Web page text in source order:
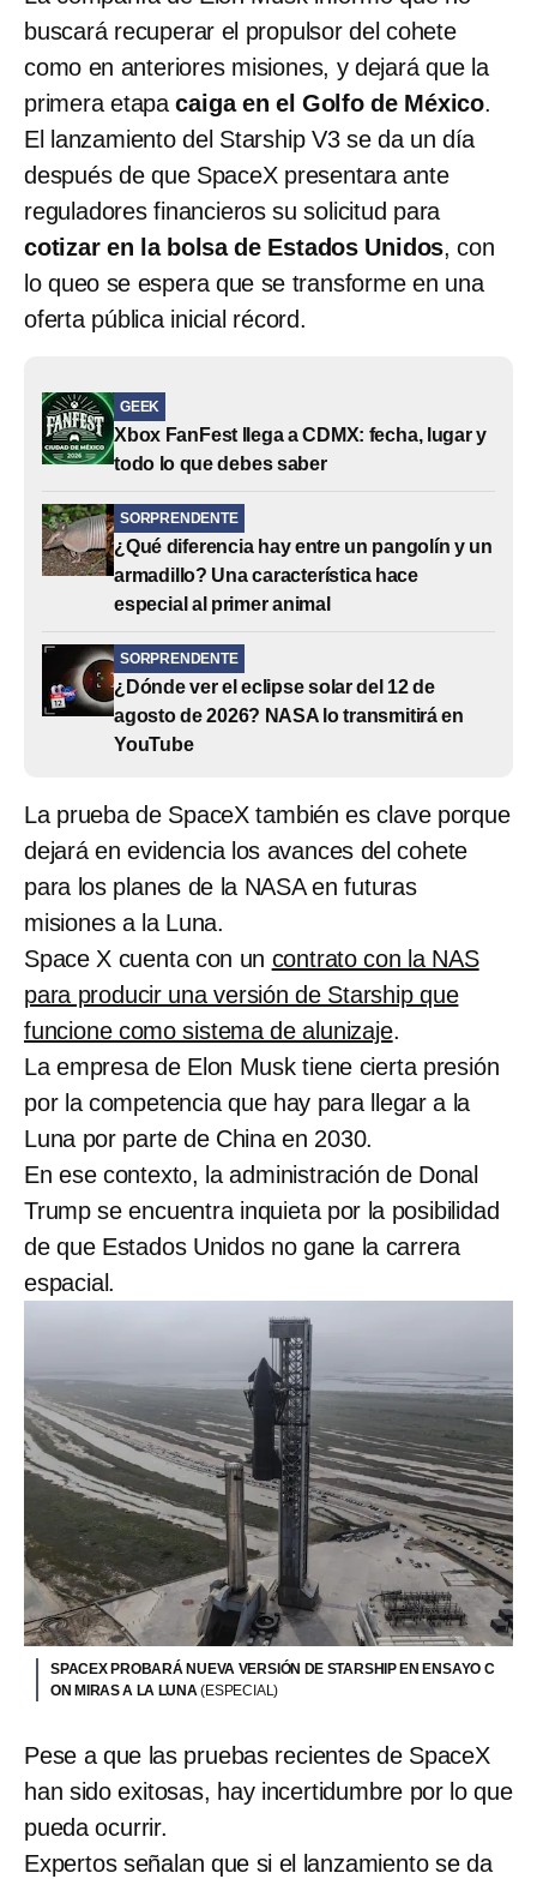
buscará recuperar el propulsor del cohete
como en anteriores misiones, y dejará que la
primera etapacaiga en el Golfo de México.
El lanzamiento del Starship V3 se da un día
después de que SpaceX presentara ante
reguladores financieros su solicitud para
cotizar en la bolsa de Estados Unidos, con
lo queo se espera que se transforme en una
oferta pública inicial récord.
GEEK
Xbox FanFest llega a CDMX: fecha, lugar y
todo lo que debes saber
SORPRENDENTE
¿Qué diferencia hay entre un pangolín y un
armadillo? Una característica hace
especial al primer animal
SORPRENDENTE
¿Dónde ver el eclipse solar del 12 de
agosto de 2026? NASA lo transmitirá en
YouTube
La prueba de SpaceX también es clave porque
dejará en evidencia los avances del cohete
para los planes de la NASA en futuras
misiones a la Luna.
Space X cuenta con un contrato con la NAS
para producir una versión de Starship que
funcione como sistema de alunizaje.
La empresa de Elon Musk tiene cierta presión
por la competencia que hay para llegar a la
Luna por parte de China en 2030.
En ese contexto, la administración de Donal
Trump se encuentra inquieta por la posibilidad
de que Estados Unidos no gane la carrera
espacial.
SPACEX PROBARÁ NUEVA VERSIÓN DE STARSHIP EN ENSAYO C
ON MIRAS A LA LUNA(ESPECIAL)
Pese a que las pruebas recientes de SpaceX
han sido exitosas, hay incertidumbre por lo que
pueda ocurrir.
Expertos señalan que si el lanzamiento se da